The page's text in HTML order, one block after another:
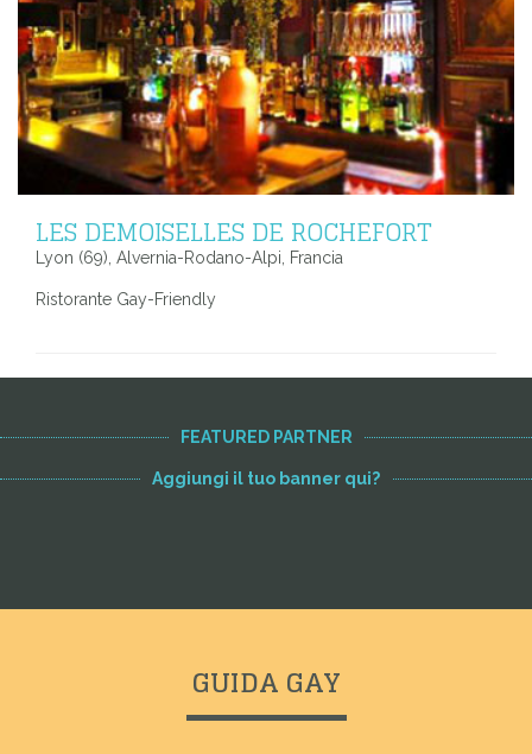
LES DEMOISELLES DE ROCHEFORT
Lyon (69), Alvernia-Rodano-Alpi, Francia
Ristorante Gay-Friendly
FEATURED PARTNER
Aggiungi il tuo banner qui?
GUIDA GAY